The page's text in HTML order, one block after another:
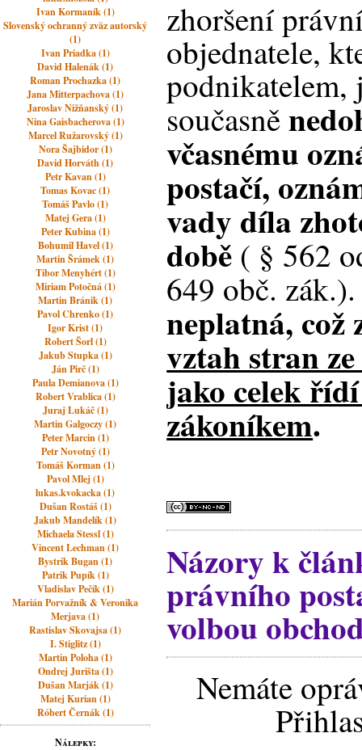
Ivan Kormaník (1)
Slovenský ochranný zväz autorský
(1)
Ivan Priadka (1)
David Halenák (1)
Roman Prochazka (1)
Jana Mitterpachova (1)
Jaroslav Nižňanský (1)
Nina Gaisbacherova (1)
Marcel Ružarovský (1)
Nora Šajbidor (1)
David Horváth (1)
Petr Kavan (1)
Tomas Kovac (1)
Tomáš Pavlo (1)
Matej Gera (1)
Peter Kubina (1)
Bohumil Havel (1)
Martin Šrámek (1)
Tibor Menyhért (1)
Miriam Potočná (1)
Martin Bránik (1)
Pavol Chrenko (1)
Igor Krist (1)
Robert Šorl (1)
Jakub Stupka (1)
Ján Pirč (1)
Paula Demianova (1)
Robert Vrablica (1)
Juraj Lukáč (1)
Martin Galgoczy (1)
Peter Marcin (1)
Petr Novotný (1)
Tomáš Korman (1)
Pavol Mlej (1)
lukas.kvokacka (1)
Dušan Rostáš (1)
Jakub Mandelík (1)
Michaela Stessl (1)
Vincent Lechman (1)
Bystrik Bugan (1)
Patrik Pupík (1)
Vladislav Pečík (1)
Marián Porvažník & Veronika
Merjava (1)
Rastislav Skovajsa (1)
I. Stiglitz (1)
Martin Poloha (1)
Ondrej Jurišta (1)
Dušan Marják (1)
Matej Kurian (1)
Róbert Černák (1)
Nálepky:
zhoršení
objednatele,
podnikatelem,
současně
včasnému
postačí,
vady díla
době ( § 562
649 obč.
neplatná, což
vztah stran
jako celek
zákoníkem.
Názory k
právního
volbou
Nemáte